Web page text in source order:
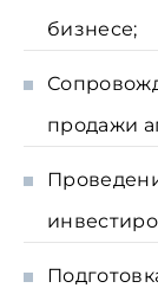
бизнесе;
продажи